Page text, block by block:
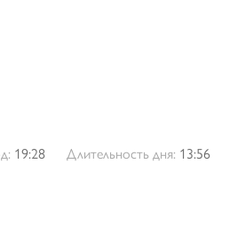
19:28 Длительность дня: 13:56